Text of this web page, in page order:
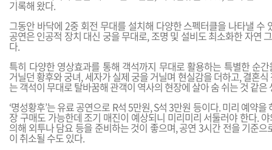
기록해 왔다.
그동안 바닥에 2중 회전 무대를 설치해 다양한 스펙터클을 나타낼 수
공연은 인공적 장치 대신 궁을 무대로, 조명 및 설비도 최소화한 자연
다.
특히 다양한 영상효과를 통해 객석까지 무대로 활용하는 특별한 순
거닐던 황후와 궁녀, 세자가 실제 궁을 거닐며 현실감을 더하고, 결혼
는 객석이 무대로 탈바꿈해 관객이 역사의 현장에 살아 숨 쉬는 것 같은
‘명성황후’는 유료 공연으로 R석 5만원, S석 3만원 등이다. 미리 예약
장 구매도 가능한데 조기 매진이 예상되니 미리미리 서둘러야 한다.
의해 외투나 담요 등을 준비하는 것이 좋으며, 공연 3시간 전을 기준
이 취소될 수도 있다.